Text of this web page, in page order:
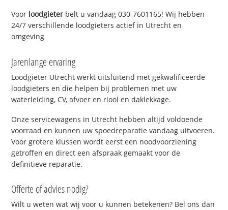
Voor loodgieter belt u vandaag 030-7601165! Wij hebben
24/7 verschillende loodgieters actief in Utrecht en
omgeving
Jarenlange ervaring
Loodgieter Utrecht werkt uitsluitend met gekwalificeerde
loodgieters en die helpen bij problemen met uw
waterleiding, CV, afvoer en riool en daklekkage.
Onze servicewagens in Utrecht hebben altijd voldoende
voorraad en kunnen uw spoedreparatie vandaag uitvoeren.
Voor grotere klussen wordt eerst een noodvoorziening
getroffen en direct een afspraak gemaakt voor de
definitieve reparatie.
Offerte of advies nodig?
Wilt u weten wat wij voor u kunnen betekenen? Bel ons dan